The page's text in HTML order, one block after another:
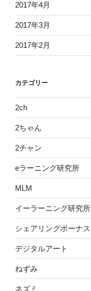
2017年4月
2017年3月
2017年2月
カテゴリー
2ch
2ちゃん
2チャン
eラーニング研究所
MLM
イーラーニング研究所
シェアリングボーナス
デジタルアート
ねずみ
ネズミ